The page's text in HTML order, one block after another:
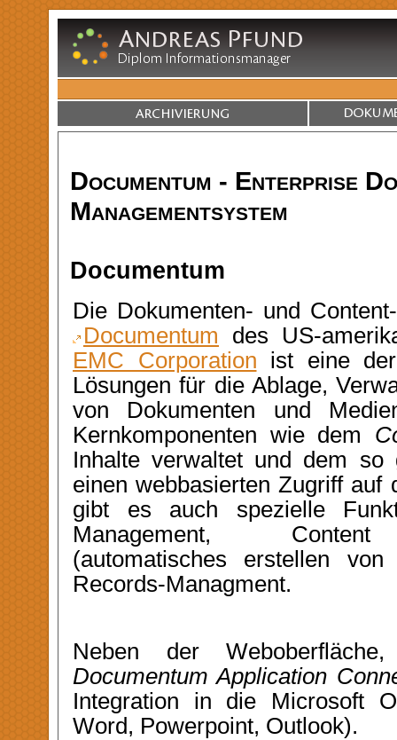
Documentum - Enterprise
Managementsystem
Documentum
Die Dokumenten- und
Documentum des US-
EMC Corporation ist eine
Lösungen für die Ablage,
von Dokumenten und
Kernkomponenten wie dem
Inhalte verwaltet und dem
einen webbasierten Zugriff auf
gibt es auch spezielle
Management, Content
(automatisches erstellen von
Records-Managment.
Neben der
Documentum Application
Integration in die Microsoft
Word, Powerpoint, Outlook).